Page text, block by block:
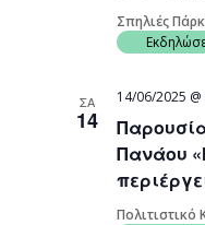
Σπηλιές
ΣΑ
14
Πανάου
14/06/2025
Πολιτιστικό